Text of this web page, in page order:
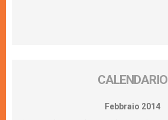
CALENDARIO
Febbraio 2014